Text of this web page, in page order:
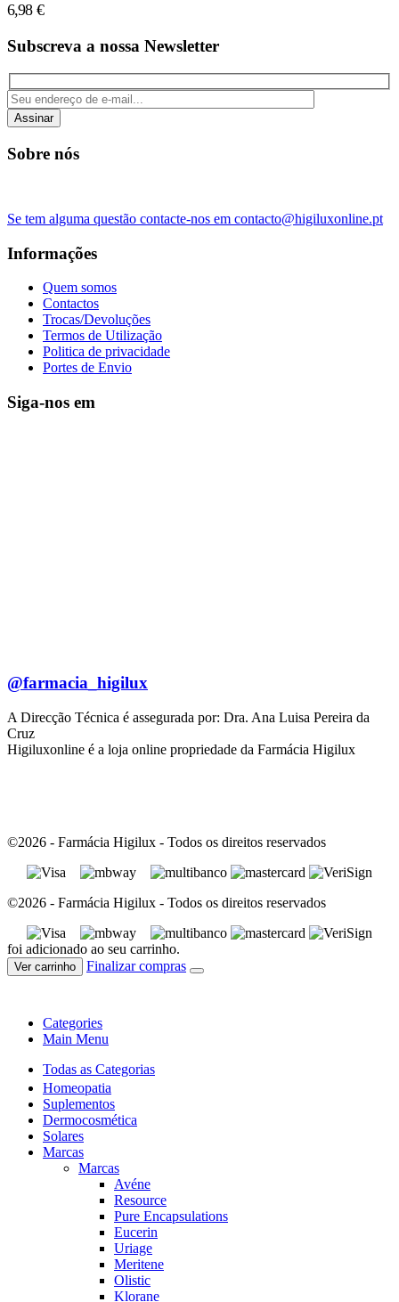
6,98 €
Subscreva a nossa Newsletter
Assinar
Sobre nós
Se tem alguma questão contacte-nos em contacto@higiluxonline.pt
Informações
Quem somos
Contactos
Trocas/Devoluções
Termos de Utilização
Politica de privacidade
Portes de Envio
Siga-nos em
@farmacia_higilux
A Direcção Técnica é assegurada por: Dra. Ana Luisa Pereira da
Cruz
Higiluxonline é a loja online propriedade da Farmácia Higilux
©2026 - Farmácia Higilux - Todos os direitos reservados
©2026 - Farmácia Higilux - Todos os direitos reservados
foi adicionado ao seu carrinho.
Ver carrinho Finalizar compras
Categories
Main Menu
Todas as Categorias
Homeopatia
Suplementos
Dermocosmética
Solares
Marcas
Marcas
Avéne
Resource
Pure Encapsulations
Eucerin
Uriage
Meritene
Olistic
Klorane